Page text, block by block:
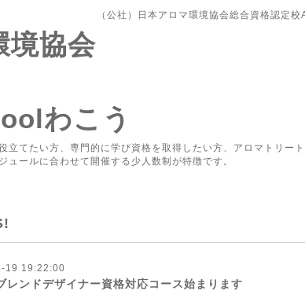
（公社）日本アロマ環境協会総合資格認定
境協会
わこう
てたい方、専門的に学び資格を取得したい方、アロマトリー
ールに合わせて開催する少人数制が特徴です。
19 19:22:00
レンドデザイナー資格対応コース始まります